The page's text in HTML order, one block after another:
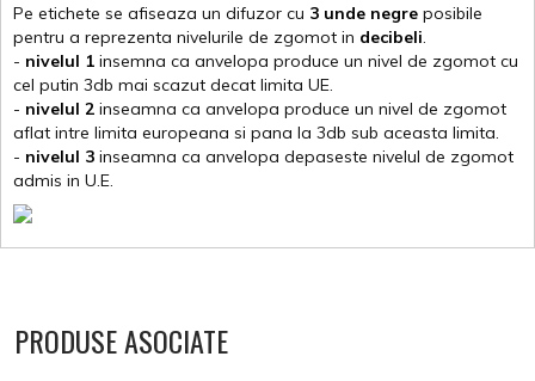
Pe etichete se afiseaza un difuzor cu 3 unde negre posibile
pentru a reprezenta nivelurile de zgomot in decibeli
- nivelul 1 insemna ca anvelopa produce un nivel de zgomot cu
cel putin 3db mai scazut decat limita UE.
- nivelul 2 inseamna ca anvelopa produce un nivel de zgomot
aflat intre limita europeana si pana la 3db sub aceasta limita.
- nivelul 3 inseamna ca anvelopa depaseste nivelul de zgomot
admis in U.E.
PRODUSE ASOCIATE